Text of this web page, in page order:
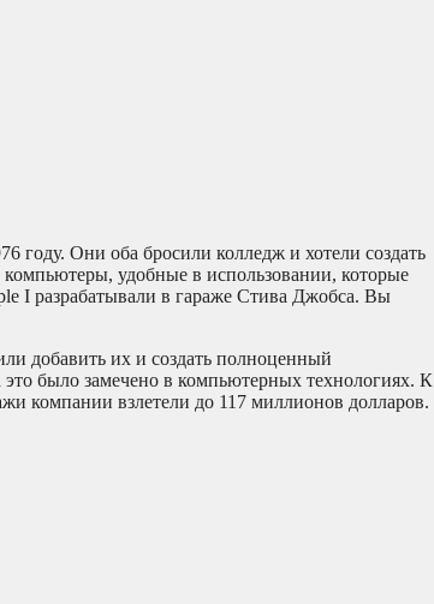
Они оба бросили колледж и хотели создать
компьютеры, удобные в использовании, которые
I разрабатывали в гараже Стива Джобса. Вы
добавить их и создать полноценный
было замечено в компьютерных технологиях. К
компании взлетели до 117 миллионов долларов.